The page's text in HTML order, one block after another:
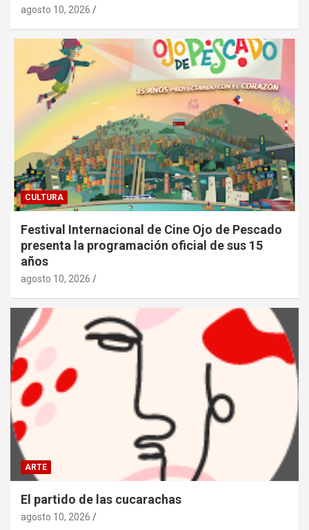
agosto 10, 2026
CULTURA
Festival Internacional de Cine Ojo de Pescado
presenta la programación oficial de sus 15
años
agosto 10, 2026
ARTE
El partido de las cucarachas
agosto 10, 2026